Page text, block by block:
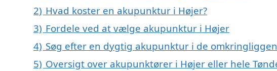
2) Hvad koster en akupunktur i Højer?
3) Fordele ved at vælge akupunktur i Højer
4) Søg efter en dygtig akupunktur i de
5) Oversigt over akupunktører i Højer eller hele